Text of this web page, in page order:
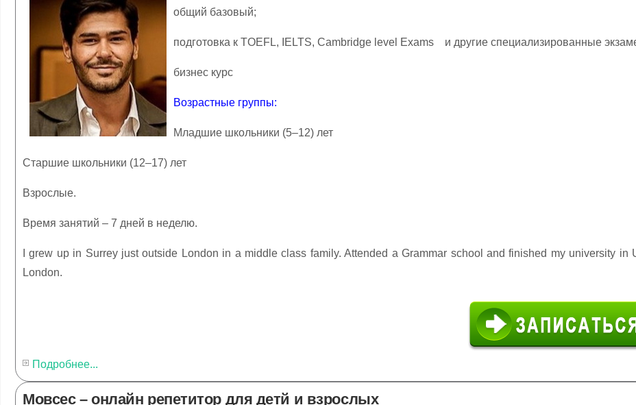
общий базовый;
подготовка к TOEFL, IELTS, Cambridge level Exams и другие специализированные
бизнес курс
Возрастные группы:
Младшие школьники (5–12) лет
Старшие школьники (12–17) лет
Взрослые.
Время занятий – 7 дней в неделю.
I grew up in Surrey just outside London in a middle class family. Attended a Grammar school and finished my university in
London.
Подробнее...
Мовсес – онлайн репетитор для детй и взрослых